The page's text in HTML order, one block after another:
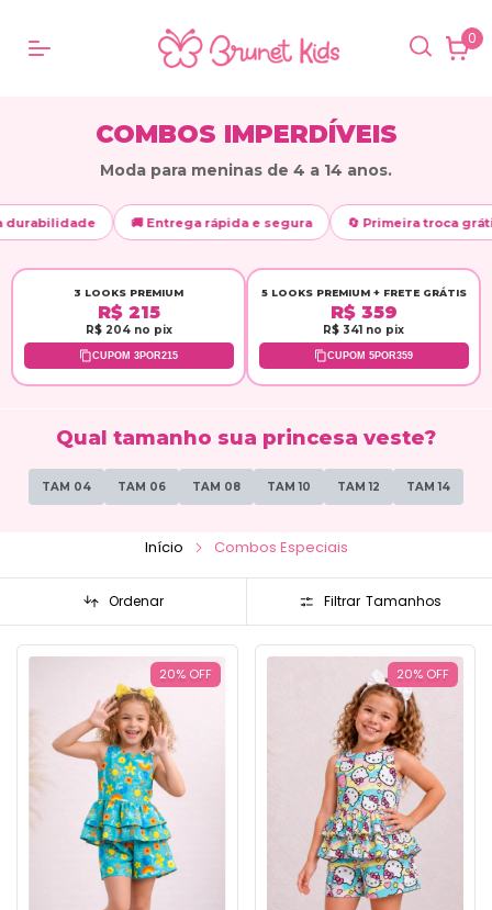
0
COMBOS IMPERDÍVEIS
Moda para meninas de 4 a 14 anos.
🚚 Entrega rápida e segura 🔄 Primeira troca grátis
3 LOOKS PREMIUM
R$ 215
R$ 204 no pix
CUPOM 3POR215
5 LOOKS PREMIUM + FRETE GRÁTIS
R$ 359
R$ 341 no pix
CUPOM 5POR359
Qual tamanho sua princesa veste?
TAM 04 TAM 06 TAM 08 TAM 10 TAM 12 TAM 14
Início Combos Especiais
Ordenar Filtrar
20% OFF 20% OFF